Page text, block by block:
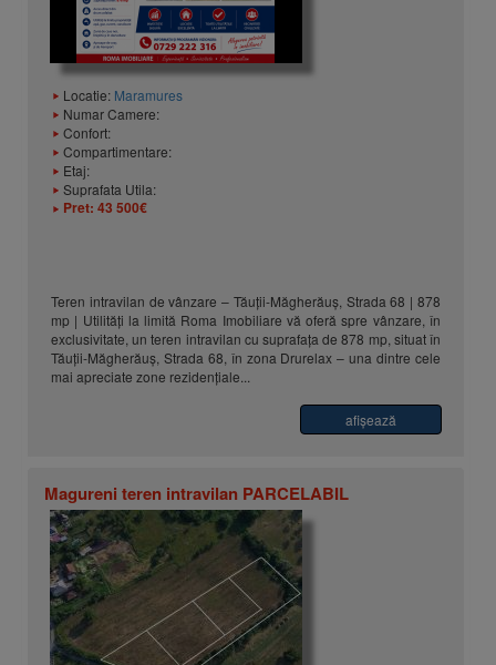
Locatie: Maramures
Numar Camere:
Confort:
Compartimentare:
Etaj:
Suprafata Utila:
Pret: 43 500€
Teren intravilan de vânzare – Tăuții-Măgherăuș, Strada 68 | 878
mp | Utilități la limită Roma Imobiliare vă oferă spre vânzare, în
exclusivitate, un teren intravilan cu suprafața de 878 mp, situat în
Tăuții-Măgherăuș, Strada 68, în zona Drurelax – una dintre cele
mai apreciate zone rezidențiale...
afişează
Magureni teren intravilan PARCELABIL